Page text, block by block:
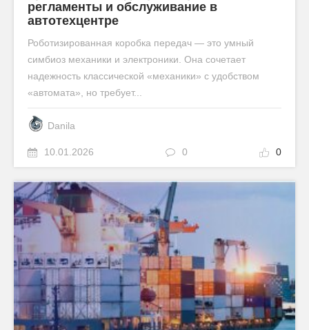
регламенты и обслуживание в
автотехцентре
Роботизированная коробка передач — это умный
симбиоз механики и электроники. Она сочетает
надежность классической «механики» с удобством
«автомата», но требует...
Danila
10.01.2026 0 0